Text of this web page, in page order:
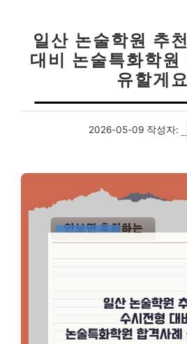
일산 논술학원 추
대비 논술특화학원
유할게
2026-05-09 작성자: